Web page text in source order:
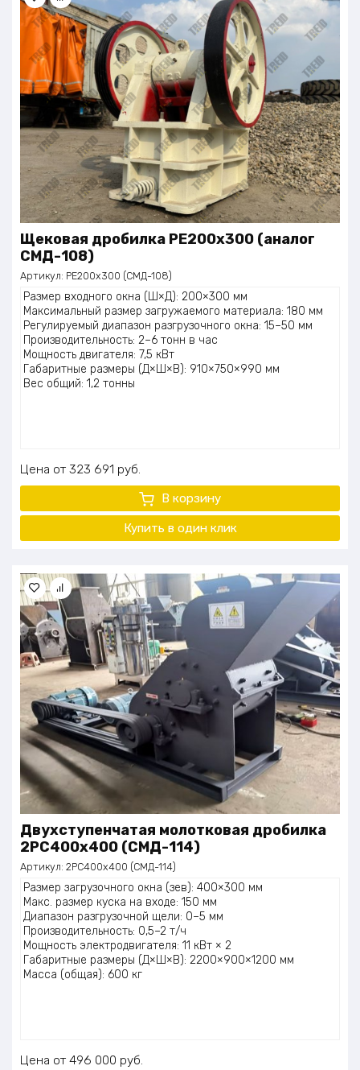
Щековая дробилка PE200x300 (аналог
СМД-108)
Артикул: PE200x300 (СМД-108)
Размер входного окна (Ш×Д): 200×300 мм
Максимальный размер загружаемого материала: 180 мм
Регулируемый диапазон разгрузочного окна: 15–50 мм
Производительность: 2–6 тонн в час
Мощность двигателя: 7,5 кВт
Габаритные размеры (Д×Ш×В): 910×750×990 мм
Вес общий: 1,2 тонны
Цена 323 691 руб.
В корзину
Купить в один клик
Двухступенчатая молотковая дробилка
2PC400x400 (СМД-114)
Артикул: 2PC400x400 (СМД-114)
Размер загрузочного окна (зев): 400×300 мм
Макс. размер куска на входе: 150 мм
Диапазон разгрузочной щели: 0–5 мм
Производительность: 0,5–2 т/ч
Мощность электродвигателя: 11 кВт × 2
Габаритные размеры (Д×Ш×В): 2200×900×1200 мм
Масса (общая): 600 кг
Цена 496 000 руб.